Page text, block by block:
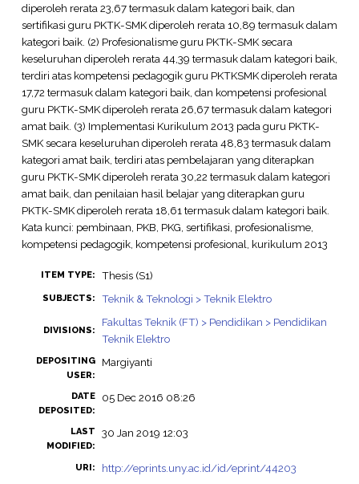
diperoleh rerata 23,67 termasuk dalam kategori baik, dan
sertifikasi guru PKTK-SMK diperoleh rerata 10,89 termasuk dalam
kategori baik. (2) Profesionalisme guru PKTK-SMK secara
keseluruhan diperoleh rerata 44,39 termasuk dalam kategori baik,
terdiri atas kompetensi pedagogik guru PKTKSMK diperoleh rerata
17,72 termasuk dalam kategori baik, dan kompetensi profesional
guru PKTK-SMK diperoleh rerata 26,67 termasuk dalam kategori
amat baik. (3) Implementasi Kurikulum 2013 pada guru PKTK-
SMK secara keseluruhan diperoleh rerata 48,83 termasuk dalam
kategori amat baik, terdiri atas pembelajaran yang diterapkan
guru PKTK-SMK diperoleh rerata 30,22 termasuk dalam kategori
amat baik, dan penilaian hasil belajar yang diterapkan guru
PKTK-SMK diperoleh rerata 18,61 termasuk dalam kategori baik.
Kata kunci: pembinaan, PKB, PKG, sertifikasi, profesionalisme,
kompetensi pedagogik, kompetensi profesional, kurikulum 2013
ITEM TYPE: Thesis (S1)
SUBJECTS: Teknik & Teknologi > Teknik Elektro
DIVISIONS:
Fakultas Teknik (FT) > Pendidikan > Pendidikan
Teknik Elektro
DEPOSITING
USER:
Margiyanti
DATE
DEPOSITED:
05 Dec 2016 08:26
LAST
MODIFIED:
30 Jan 2019 12:03
URI: http://eprints.uny.ac.id/id/eprint/44203